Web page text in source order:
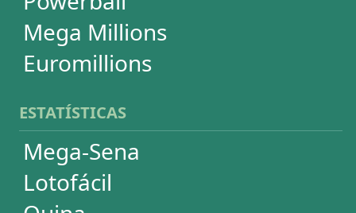
Mega Millions
Euromillions
DESDOBRAMENTOS
Mega-Sena
Lotofácil
Quina